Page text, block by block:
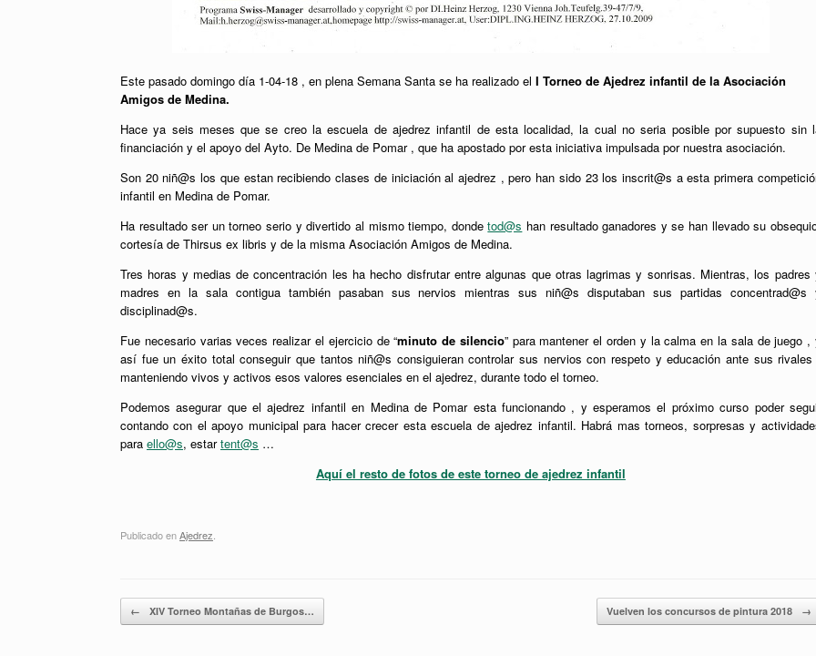
Este pasado domingo día 1-04-18 , en plena Semana Santa se ha realizado el I Torneo de Ajedrez infantil de la Asociación
Amigos de Medina.
Hace ya seis meses que se creo la escuela de ajedrez infantil de esta localidad, la cual no seria posible por supuesto sin
financiación y el apoyo del Ayto. De Medina de Pomar , que ha apostado por esta iniciativa impulsada por nuestra asociación.
Son 20 niñ@s los que estan recibiendo clases de iniciación al ajedrez , pero han sido 23 los inscrit@s a esta primera
infantil en Medina de Pomar.
Ha resultado ser un torneo serio y divertido al mismo tiempo, dondetod@s han resultado ganadores y se han llevado su
cortesía de Thirsus ex libris y de la misma Asociación Amigos de Medina.
Tres horas y medias de concentración les ha hecho disfrutar entre algunas que otras lagrimas y sonrisas. Mientras, los padres
madres en la sala contigua también pasaban sus nervios mientras sus niñ@s disputaban sus partidas concentrad@s
disciplinad@s.
Fue necesario varias veces realizar el ejercicio de “minuto de silencio” para mantener el orden y la calma en la sala de juego ,
así fue un éxito total conseguir que tantos niñ@s consiguieran controlar sus nervios con respeto y educación ante sus
manteniendo vivos y activos esos valores esenciales en el ajedrez, durante todo el torneo.
Podemos asegurar que el ajedrez infantil en Medina de Pomar esta funcionando , y esperamos el próximo curso poder
contando con el apoyo municipal para hacer crecer esta escuela de ajedrez infantil. Habrá mas torneos, sorpresas y
para ello@s, estartent@s …
Aquí el resto de fotos de este torneo de ajedrez infantil
Publicado enAjedrez.
Navegador de artículos
← XIV Torneo Montañas de Burgos… Vuelven los concursos de pintura 2018 →